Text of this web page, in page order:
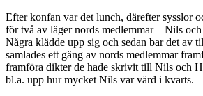
Efter konfan var det lunch, därefter sysslor
för två av läger nords medlemmar – Nils
Några klädde upp sig och sedan bar det av
samlades ett gäng av nords medlemmar
framföra dikter de hade skrivit till Nils och
bl.a. upp hur mycket Nils var värd i kvarts.